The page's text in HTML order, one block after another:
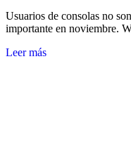
Usuarios de consolas no
importante en noviembre.
Leer más